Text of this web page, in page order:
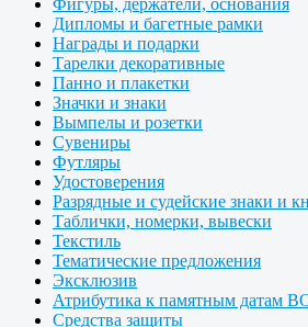
Фигуры, держатели, основания
Дипломы и багетные рамки
Награды и подарки
Тарелки декоративные
Панно и плакетки
Значки и знаки
Вымпелы и розетки
Сувениры
Футляры
Удостоверения
Разрядные и судейские знаки и
Таблички, номерки, вывески
Текстиль
Тематические предложения
Эксклюзив
Атрибутика к памятным датам
Средства защиты